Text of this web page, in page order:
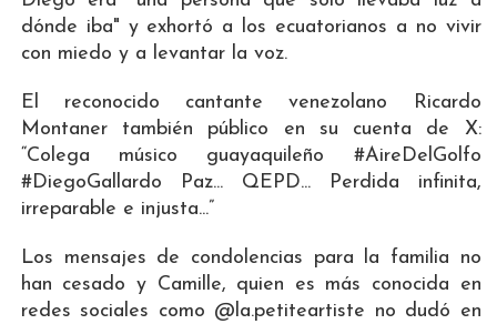
dónde iba" y exhortó a los ecuatorianos a no vivir
con miedo y a levantar la voz.
El reconocido cantante venezolano Ricardo
Montaner también público en su cuenta de X:
“Colega músico guayaquileño #AireDelGolfo
#DiegoGallardo Paz... QEPD... Perdida infinita,
irreparable e injusta...”
Los mensajes de condolencias para la familia no
han cesado y Camille, quien es más conocida en
redes sociales como @la.petiteartiste no dudó en